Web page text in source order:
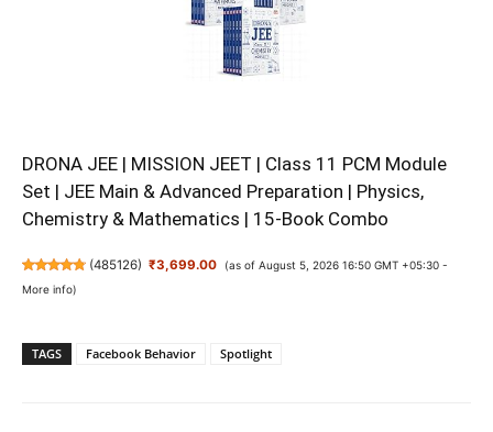
DRONA JEE | MISSION JEET | Class 11 PCM Module
Set | JEE Main & Advanced Preparation | Physics,
Chemistry & Mathematics | 15-Book Combo
(485126) ₹3,699.00
(as of August 5, 2026 16:50 GMT +05:30 -
More info)
TAGS Facebook Behavior Spotlight